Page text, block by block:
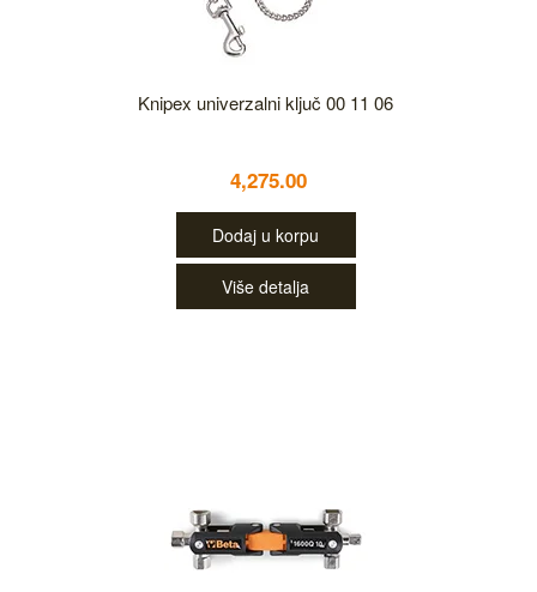
Knipex univerzalni ključ 00 11 06
4,275.00
Dodaj u korpu
Više detalja